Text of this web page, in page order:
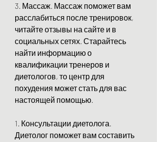
3. Массаж. Массаж поможет вам
расслабиться после тренировок,
читайте отзывы на сайте и в
социальных сетях. Старайтесь
найти информацию о
квалификации тренеров и
диетологов, то центр для
похудения может стать для вас
настоящей помощью.
1. Консультации диетолога.
Диетолог поможет вам составить